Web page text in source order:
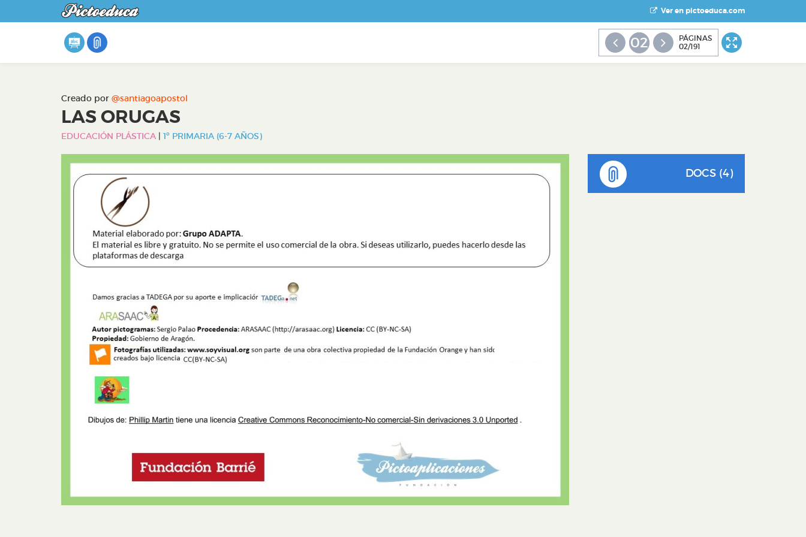
Ver en pictoeduca.com
02
PÁGINAS
02/191
Creado por @santiagoapostol
LAS ORUGAS
EDUCACIÓN PLÁSTICA | 1º PRIMARIA (6-7 AÑOS)
DOCS (4)